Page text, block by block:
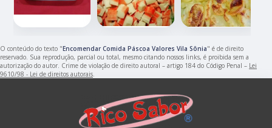
O conteúdo do texto "Encomendar Comida Páscoa Valores Vila Sônia" é de direito
reservado. Sua reprodução, parcial ou total, mesmo citando nossos links, é proibida sem a
autorização do autor. Crime de violação de direito autoral – artigo 184 do Código Penal – Lei
9610/98 - Lei de direitos autorais.